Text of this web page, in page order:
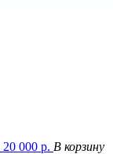
20 000 р. В корзину